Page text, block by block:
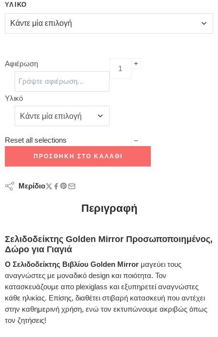
ΥΛΙΚΌ
Αφιέρωση
Υλικό
Reset all selections
ΠΡΟΣΘΉΚΗ ΣΤΟ ΚΑΛΆΘΙ
Μερίδιο
Περιγραφή
Σελιδοδείκτης Golden Mirror Προσωποποιημένος,
Δώρο για Γιαγιά
Ο Σελιδοδείκτης Βιβλίου Golden Mirror μαγεύει τους
αναγνώστες με μοναδικό design και ποιότητα. Τον
κατασκευάζουμε απο plexiglass και εξυπηρετεί αναγνώστες
κάθε ηλικίας. Επίσης, διαθέτει στιβαρή κατασκευή που αντέχει
στην καθημερινή χρήση, ενώ τον εκτυπώνουμε ακριβώς όπως
τον ζητήσεις!